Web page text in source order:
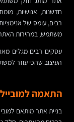
חדשנות, אנושיות,
רבים, עומס של
משתמש, במהירות האתר
עסקים רבים מגלים
העיצוב שהכי עוזר
התאמה
בניית אתר מותאם